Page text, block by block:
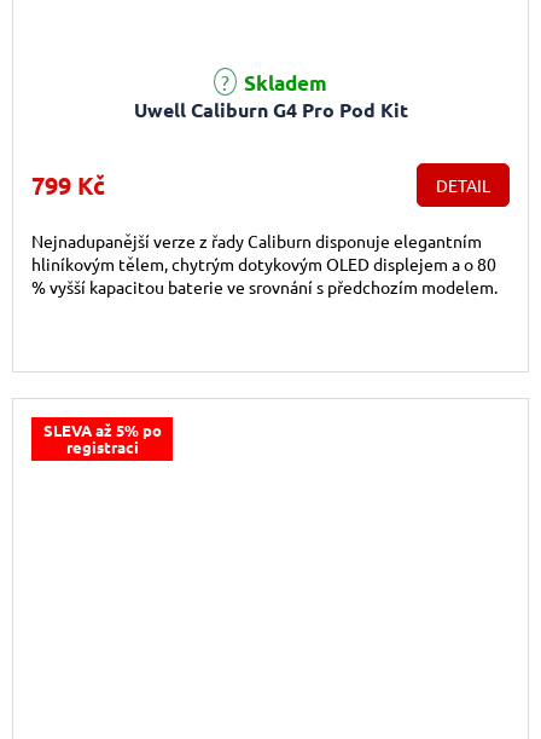
Uwell Caliburn G4 Pro Pod Kit
Skladem
799 Kč DETAIL
Nejnadupanější verze z řady Caliburn disponuje elegantním
hliníkovým tělem, chytrým dotykovým OLED displejem a o 80
% vyšší kapacitou baterie ve srovnání s předchozím modelem.
SLEVA až 5% po
registraci